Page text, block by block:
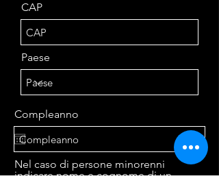
CAP
Paese
Compleanno
Nel caso di persone minorenni
indicare nome e cognome di un